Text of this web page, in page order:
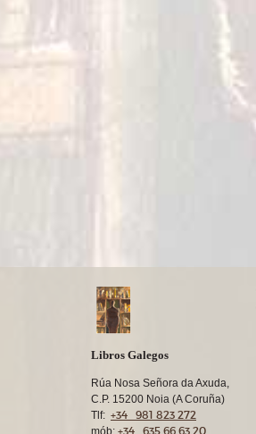
Libros Galegos
Rúa Nosa Señora da Axuda,
C.P. 15200 Noia (A Coruña)
Tlf: +34 981 823 272
mób: +34 635 66 63 20